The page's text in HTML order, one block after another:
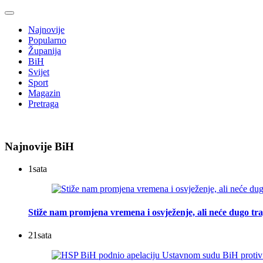
Najnovije
Popularno
Županija
BiH
Svijet
Sport
Magazin
Pretraga
Najnovije BiH
1sata
Stiže nam promjena vremena i osvježenje, ali neće dugo
21sata